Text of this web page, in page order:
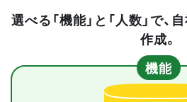
選べる「機能」と「人数」で
作成。
機能